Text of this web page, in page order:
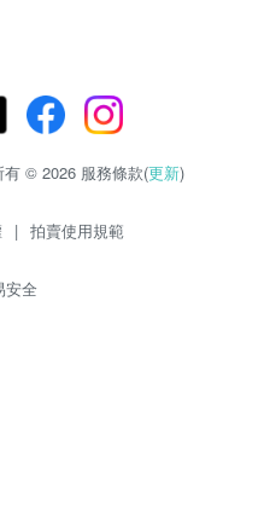
有 © 2026 服務條款(更新)
| 拍賣使用規範
安全